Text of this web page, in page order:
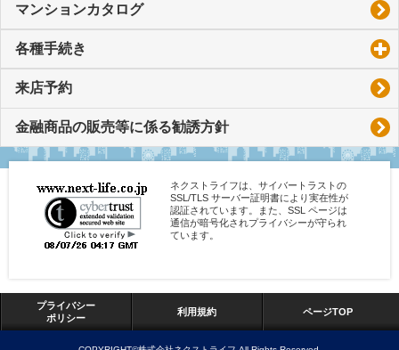
マンションカタログ
各種手続き
来店予約
金融商品の販売等に係る勧誘方針
ネクストライフは、サイバートラストの
SSL/TLS サーバー証明書により実在性が
認証されています。また、SSL ページは
通信が暗号化されプライバシーが守られ
ています。
プライバシー
ポリシー
利用規約 ページTOP